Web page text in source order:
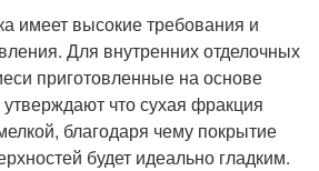
имеет высокие требования и
Для внутренних отделочных
приготовленные на основе
что сухая фракция
благодаря чему покрытие
будет идеально гладким.